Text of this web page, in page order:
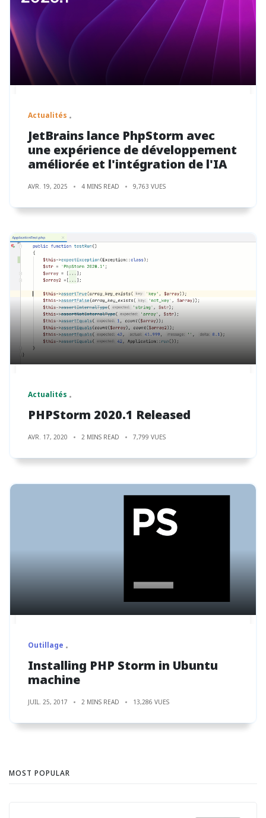
Actualités
JetBrains lance PhpStorm avec
une expérience de développement
améliorée et l'intégration de l'IA
AVR. 19, 2025 4 MINS READ 9,763 VUES
Actualités
PHPStorm 2020.1 Released
AVR. 17, 2020 2 MINS READ 7,799 VUES
Outillage
Installing PHP Storm in Ubuntu
machine
JUIL. 25, 2017 2 MINS READ 13,286 VUES
MOST POPULAR